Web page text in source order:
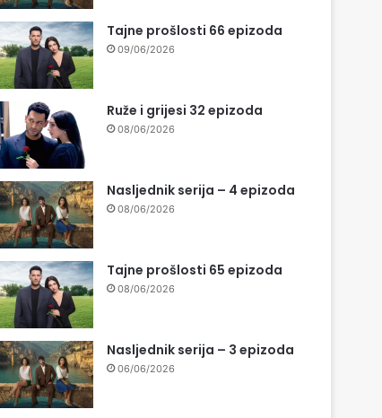
Tajne prošlosti 66 epizoda
09/06/2026
Ruže i grijesi 32 epizoda
08/06/2026
Nasljednik serija – 4 epizoda
08/06/2026
Tajne prošlosti 65 epizoda
08/06/2026
Nasljednik serija – 3 epizoda
06/06/2026